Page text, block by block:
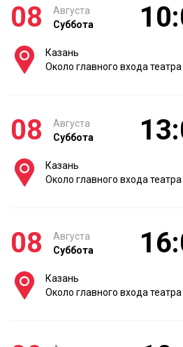
08
Августа
Суббота
Казань
Около главного входа
08
Августа
Суббота
Казань
Около главного входа
08
Августа
Суббота
Казань
Около главного входа